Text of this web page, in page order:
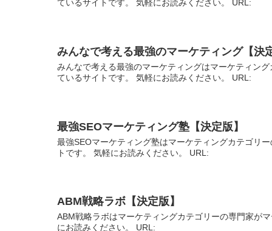
ているサイトです。 気軽にお読みください。 URL:
みんなで考える最強のマーケティング【決
みんなで考える最強のマーケティングはマーケティン
ているサイトです。 気軽にお読みください。 URL:
最強SEOマーケティング塾【決定版】
最強SEOマーケティング塾はマーケティングカテゴリ
トです。 気軽にお読みください。 URL:
ABM戦略ラボ【決定版】
ABM戦略ラボはマーケティングカテゴリーの専門家が
にお読みください。 URL: